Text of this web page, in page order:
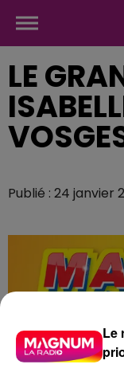
LE
Publié : 24 janvier
Le